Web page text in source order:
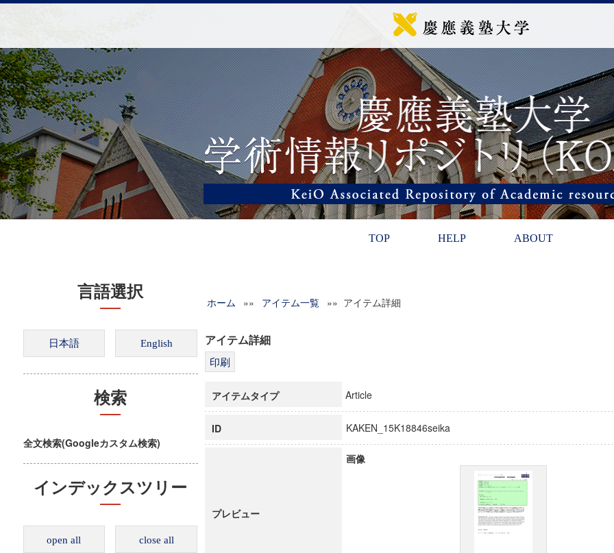
TOP HELP ABOUT
言語選択
検索
全文検索(Googleカスタム検索)
インデックスツリー
open all close all
ホーム »» アイテム一覧 »» アイテム詳細
アイテム詳細
アイテムタイプ Article
ID KAKEN_15K18846seika
プレビュー
画像